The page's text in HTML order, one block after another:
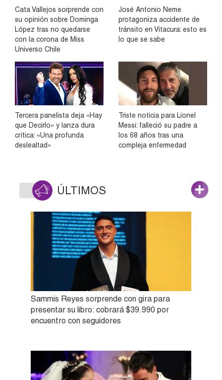
Cata Vallejos sorprende con
su opinión sobre Dominga
López tras no quedarse
con la corona de Miss
Universo Chile
José Antonio Neme
protagoniza accidente de
tránsito en Vitacura: esto es
lo que se sabe
Tercera panelista deja «Hay
que Decirlo» y lanza dura
crítica: «Una profunda
deslealtad»
Triste noticia para Lionel
Messi: falleció su padre a
los 68 años tras una
compleja enfermedad
ÚLTIMOS
Sammis Reyes sorprende con gira para
presentar su libro: cobrará $39.990 por
encuentro con seguidores